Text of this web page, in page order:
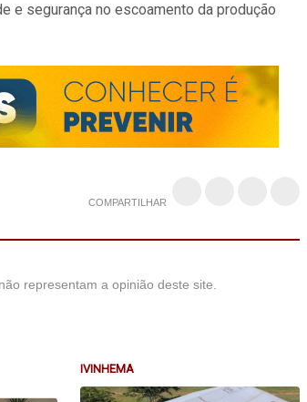
e segurança no escoamento da produção
COMPARTILHAR
representam a opinião deste site.
IVINHEMA